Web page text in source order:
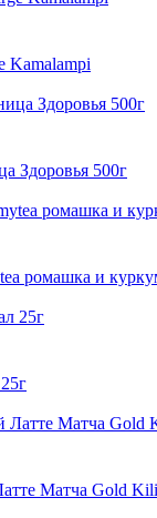
Kamalampi
Здоровья 500г
ромашка и
Матча Gold